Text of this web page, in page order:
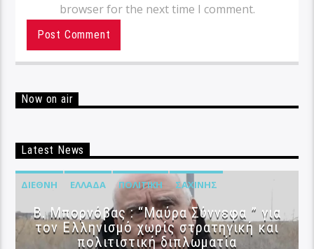
browser for the next time I comment.
Now on air
Latest News
ΔΙΕΘΝΉ ΕΛΛΆΔΑ ΠΟΛΙΤΙΚΉ ΣΑΧΊΝΗΣ
B. Μπορνόβας : “Μαύρα Σύννεφα ” για
τον Ελληνισμό χωρίς στρατηγική και
πολιτιστική διπλωματία